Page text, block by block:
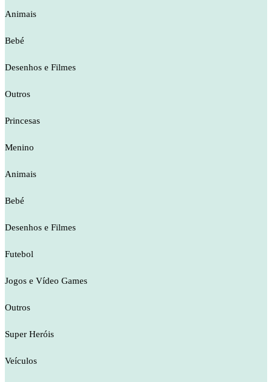
Animais
Bebé
Desenhos e Filmes
Outros
Princesas
Menino
Animais
Bebé
Desenhos e Filmes
Futebol
Jogos e Vídeo Games
Outros
Super Heróis
Veículos